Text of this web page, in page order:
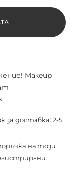
Makeup
за доставка: 2-5
на този